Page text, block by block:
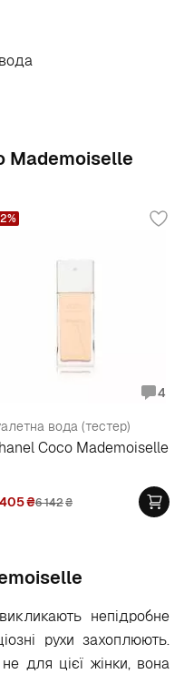
Mademoiselle
4
вода (тестер)
Coco Mademoiselle
₴6 142₴
непідробне
рухи захоплюють.
для цієї жінки, вона